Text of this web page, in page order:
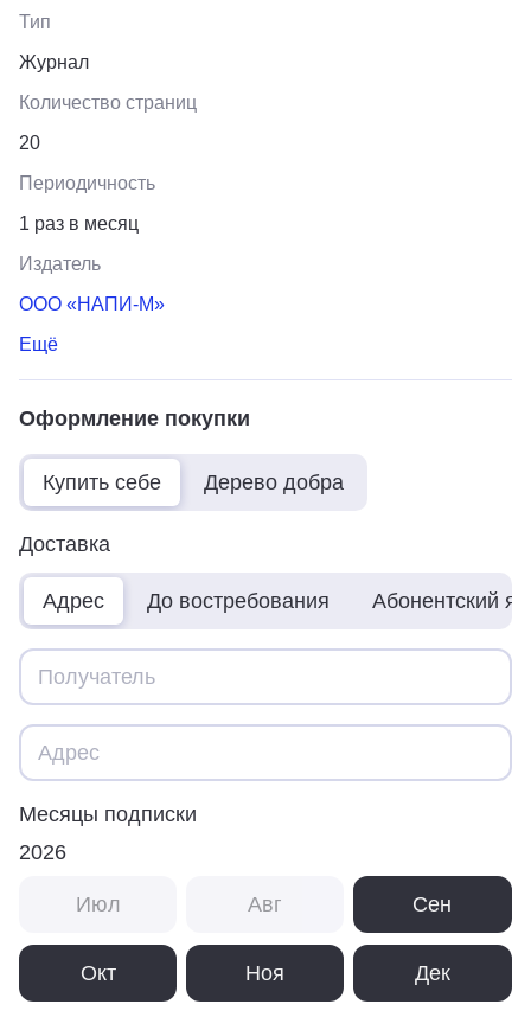
Тип
Журнал
Количество страниц
20
Периодичность
1 раз в месяц
Издатель
ООО «НАПИ-М»
Ещё
Оформление покупки
Купить себе Дерево добра
Доставка
Адрес До востребования Абонентский
Месяцы подписки
2026
Июл Авг Сен
Окт Ноя Дек